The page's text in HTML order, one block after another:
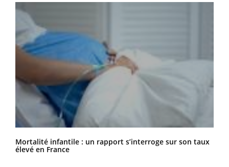
Mortalité infantile : un rapport s’interroge sur son taux
élevé en France